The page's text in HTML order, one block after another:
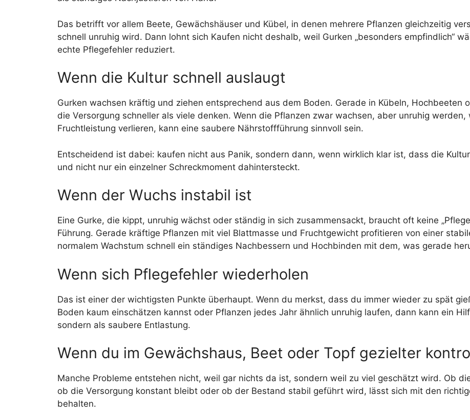
Das betrifft vor allem Beete, Gewächshäuser und Kübel, in denen mehrere Pflanzen gleichzeitig
schnell unruhig wird. Dann lohnt sich Kaufen nicht deshalb, weil Gurken „besonders empfindlich“
echte Pflegefehler reduziert.
Wenn die Kultur schnell auslaugt
Gurken wachsen kräftig und ziehen entsprechend aus dem Boden. Gerade in Kübeln, Hochbeeten
die Versorgung schneller als viele denken. Wenn die Pflanzen zwar wachsen, aber unruhig
Fruchtleistung verlieren, kann eine saubere Nährstoffführung sinnvoll sein.
Entscheidend ist dabei: kaufen nicht aus Panik, sondern dann, wenn wirklich klar ist, dass die
und nicht nur ein einzelner Schreckmoment dahintersteckt.
Wenn der Wuchs instabil ist
Eine Gurke, die kippt, unruhig wächst oder ständig in sich zusammensackt, braucht oft keine
Führung. Gerade kräftige Pflanzen mit viel Blattmasse und Fruchtgewicht profitieren von einer
normalem Wachstum schnell ein ständiges Nachbessern und Hochbinden mit dem, was gerade
Wenn sich Pflegefehler wiederholen
Das ist einer der wichtigsten Punkte überhaupt. Wenn du merkst, dass du immer wieder zu spät
Boden kaum einschätzen kannst oder Pflanzen jedes Jahr ähnlich unruhig laufen, dann kann ein
sondern als saubere Entlastung.
Wenn du im Gewächshaus, Beet oder Topf gezielter
Manche Probleme entstehen nicht, weil gar nichts da ist, sondern weil zu viel geschätzt wird. Ob
ob die Versorgung konstant bleibt oder ob der Bestand stabil geführt wird, lässt sich mit den
behalten.